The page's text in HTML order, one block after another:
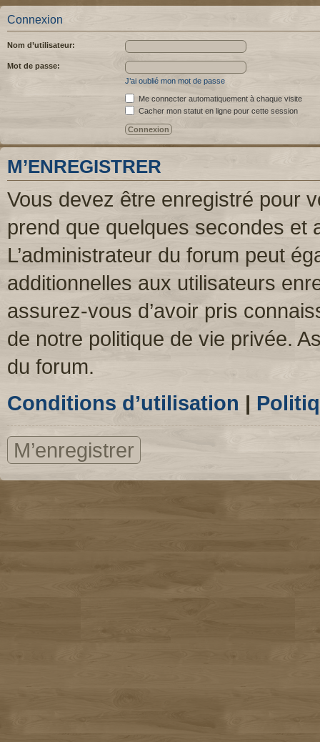
Connexion
Nom d’utilisateur:
Mot de passe:
J’ai oublié mon mot de passe
Me connecter automatiquement à chaque visite
Cacher mon statut en ligne pour cette session
M’ENREGISTRER
Vous devez être enregistré pour
prend que quelques secondes et
L’administrateur du forum peut
additionnelles aux utilisateurs
assurez-vous d’avoir pris
de notre politique de vie privée.
du forum.
Conditions d’utilisation |
M’enregistrer